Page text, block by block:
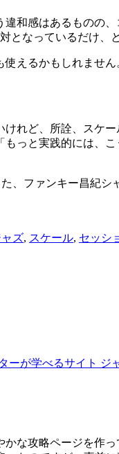
和感はあるものの
となっているだけ、
えるかもしれませ
れど、所詮、ス
っと実践的には、
、ファンキー昌紀
ャズ, スケール, セッシ
ーが学べるサイト ジ
な攻略ページを作っ